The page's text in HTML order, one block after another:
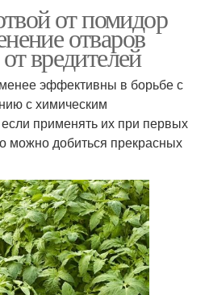
от помидор
отваров
вредителей
эффективны в борьбе с
с химическим
применять их при первых
можно добиться прекрасных